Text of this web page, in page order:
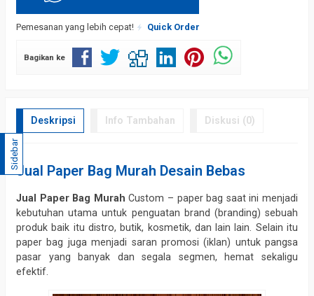
Pemesanan yang lebih cepat! Quick Order
Bagikan ke
Deskripsi Info Tambahan Diskusi (0)
Jual Paper Bag Murah Desain Bebas
Jual Paper Bag MurahCustom – paper bag saat ini menjadi
kebutuhan utama untuk penguatan brand (branding) sebuah
produk baik itu distro, butik, kosmetik, dan lain lain. Selain itu
paper bag juga menjadi saran promosi (iklan) untuk pangsa
pasar yang banyak dan segala segmen, hemat sekaligu
efektif.
Sidebar